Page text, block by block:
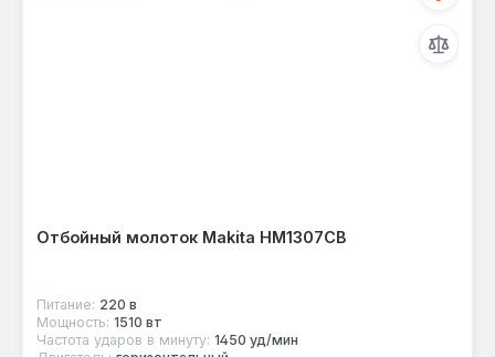
Отбойный молоток Makita HM1307CB
Питание: 220 в
Мощность: 1510 вт
Частота ударов в минуту: 1450 уд/мин